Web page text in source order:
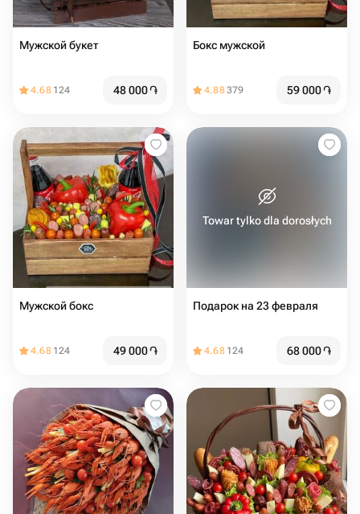
Мужской букет
4.68 124 48 000֏
Бокс мужской
4.88379 59 000֏
Мужской бокс
4.68 124 49 000֏
Towar tylko dla dorosłych
Подарок на 23 февраля
4.68 124 68 000֏